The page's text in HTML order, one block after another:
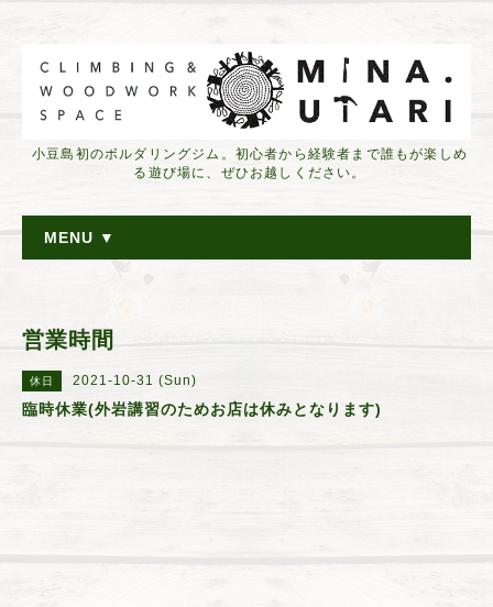
小豆島初のボルダリングジム。初心者から経験者まで誰もが楽しめ
る遊び場に、ぜひお越しください。
MENU ▼
営業時間
休日 2021-10-31 (Sun)
臨時休業(外岩講習のためお店は休みとなります)